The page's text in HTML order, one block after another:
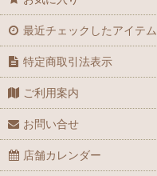
最近チェックしたアイテム
特定商取引法表示
ご利用案内
お問い合せ
店舗カレンダー